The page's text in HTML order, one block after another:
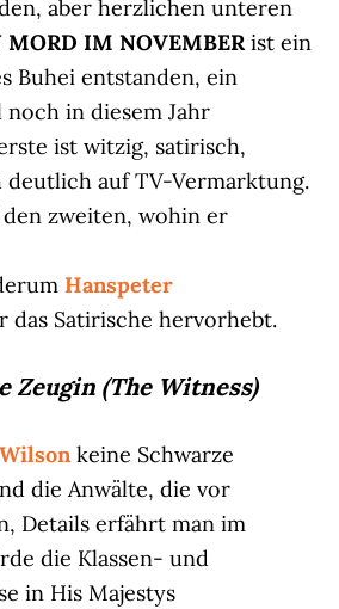
aber herzlichen unteren
MORD IM NOVEMBERist ein
Buhei entstanden, ein
in diesem Jahr
ist witzig, satirisch,
deutlich auf TV-Vermarktung.
zweiten, wohin er
Hanspeter
das Satirische hervorhebt.
Zeugin (The Witness)
keine Schwarze
die Anwälte, die vor
Details erfährt man im
die Klassen- und
in His Majestys